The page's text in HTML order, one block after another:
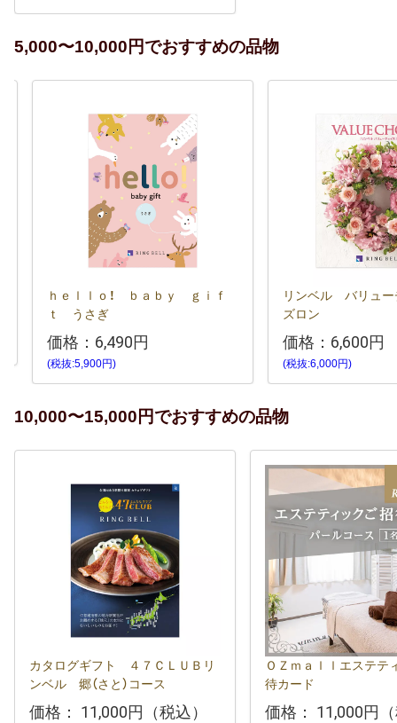
5,000〜10,000円でおすすめの品物
ｈｅｌｌｏ！ ｂａｂｙ ｇｉｆ
ｔ うさぎ
価格： 6,490円
(税抜:5,900円)
リンベル バリュ
ズロン
価格： 6,600円
(税抜:6,000円)
10,000〜15,000円でおすすめの品物
カタログギフト ４７ＣＬＵＢリ
ンベル 郷（さと）コース
価格： 11,000円（税込）
ＯＺｍａｌｌエステテ
待カード
価格： 11,000円